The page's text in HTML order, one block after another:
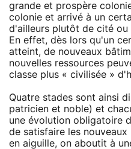
grande et prospère
colonie et arrivé à un
d'ailleurs plutôt de cité ou
En effet, dès lors qu'un
atteint, de nouveaux
nouvelles ressources
classe plus « civilisée »
Quatre stades sont ainsi
patricien et noble) et
une évolution obligatoire
de satisfaire les nouveaux
en aiguille, on aboutit à